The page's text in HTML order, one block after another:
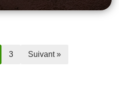
3 Suivant »